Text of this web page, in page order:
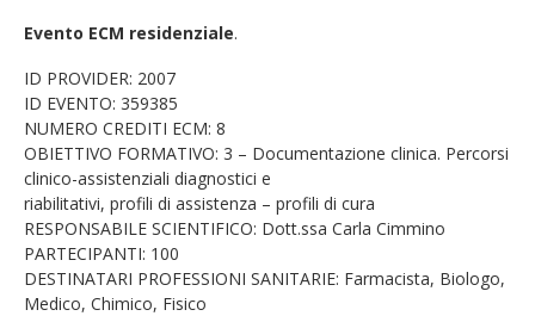
Evento ECM residenziale.
ID PROVIDER: 2007
ID EVENTO: 359385
NUMERO CREDITI ECM: 8
OBIETTIVO FORMATIVO: 3 – Documentazione clinica. Percorsi
clinico-assistenziali diagnostici e
riabilitativi, profili di assistenza – profili di cura
RESPONSABILE SCIENTIFICO: Dott.ssa Carla Cimmino
PARTECIPANTI: 100
DESTINATARI PROFESSIONI SANITARIE: Farmacista, Biologo,
Medico, Chimico, Fisico